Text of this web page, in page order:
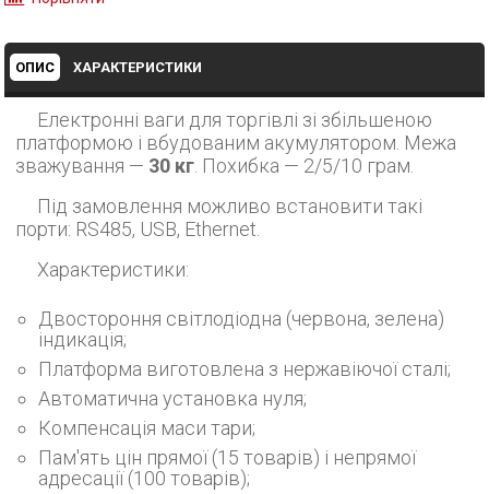
ОПИС ХАРАКТЕРИСТИКИ
Електронні ваги для торгівлі зі збільшеною
платформою і вбудованим акумулятором. Межа
зважування — 30 кг . Похибка — 2/5/10 грам.
Під замовлення можливо встановити такі
порти: RS485, USB, Ethernet.
Характеристики:
Двостороння світлодіодна (червона, зелена)
індикація;
Платформа виготовлена з нержавіючої сталі;
Автоматична установка нуля;
Компенсація маси тари;
Пам'ять цін прямої (15 товарів) і непрямої
адресації (100 товарів);